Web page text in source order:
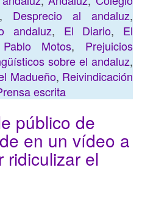
, Desprecio al andaluz,
andaluz, El Diario, El
Pablo Motos, Prejuicios
sobre el andaluz,
Madueño, Reivindicación
escrita
público de
en un vídeo a
ridiculizar el